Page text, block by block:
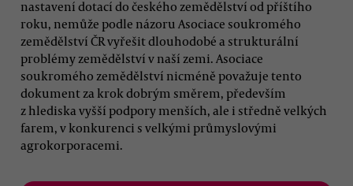
nastavení dotací do českého zemědělství od příštího
roku, nemůže podle názoru Asociace soukromého
zemědělství ČR vyřešit dlouhodobé a strukturální
problémy zemědělství v naší zemi. Asociace
soukromého zemědělství nicméně považuje tento
dokument za krok dobrým směrem, především
z hlediska vyšší podpory menších, ale i středně velkých
farem, v konkurenci s velkými průmyslovými
agrokorporacemi.